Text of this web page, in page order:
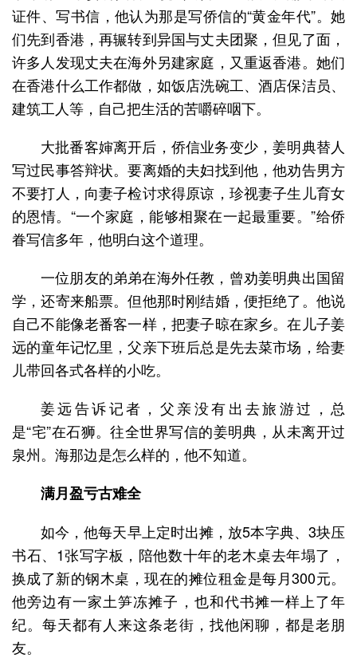
证件、写书信，他认为那是写侨信的“黄金年代”。她
们先到香港，再辗转到异国与丈夫团聚，但见了面，
许多人发现丈夫在海外另建家庭，又重返香港。她们
在香港什么工作都做，如饭店洗碗工、酒店保洁员、
建筑工人等，自己把生活的苦嚼碎咽下。
大批番客婶离开后，侨信业务变少，姜明典替人
写过民事答辩状。要离婚的夫妇找到他，他劝告男方
不要打人，向妻子检讨求得原谅，珍视妻子生儿育女
的恩情。“一个家庭，能够相聚在一起最重要。”给侨
眷写信多年，他明白这个道理。
一位朋友的弟弟在海外任教，曾劝姜明典出国留
学，还寄来船票。但他那时刚结婚，便拒绝了。他说
自己不能像老番客一样，把妻子晾在家乡。在儿子姜
远的童年记忆里，父亲下班后总是先去菜市场，给妻
儿带回各式各样的小吃。
姜远告诉记者，父亲没有出去旅游过，总
是“宅”在石狮。往全世界写信的姜明典，从未离开过
泉州。海那边是怎么样的，他不知道。
满月盈亏古难全
如今，他每天早上定时出摊，放5本字典、3块压
书石、1张写字板，陪他数十年的老木桌去年塌了，
换成了新的钢木桌，现在的摊位租金是每月300元。
他旁边有一家土笋冻摊子，也和代书摊一样上了年
纪。每天都有人来这条老街，找他闲聊，都是老朋
友。